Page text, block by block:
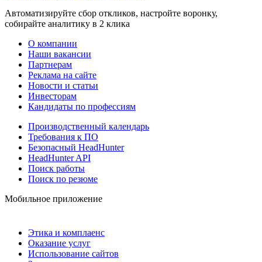
Автоматизируйте сбор откликов, настройте воронку,
собирайте аналитику в 2 клика
О компании
Наши вакансии
Партнерам
Реклама на сайте
Новости и статьи
Инвесторам
Кандидаты по профессиям
Производственный календарь
Требования к ПО
Безопасный HeadHunter
HeadHunter API
Поиск работы
Поиск по резюме
Мобильное приложение
Этика и комплаенс
Оказание услуг
Использование сайтов